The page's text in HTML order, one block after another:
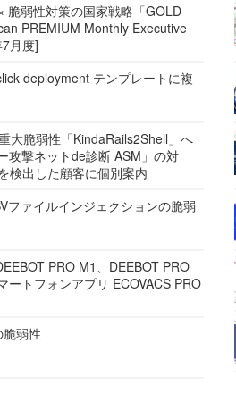
脆弱性対策の国家戦略「GOLD
PREMIUM Monthly Executive
月度]
deployment テンプレートに複
大脆弱性「KindaRails2Shell」へ
攻撃ネットde診断 ASM」の対
検出した顧客に個別案内
ファイルインジェクションの脆弱
PRO M1、DEEBOT PRO
ートフォンアプリ ECOVACS PRO
弱性